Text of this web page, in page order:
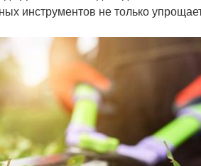
инструментов не только